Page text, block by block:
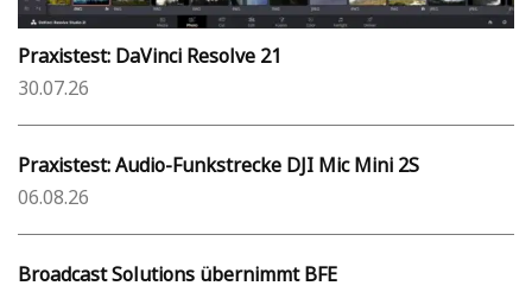
Praxistest: DaVinci Resolve 21
30.07.26
Praxistest: Audio-Funkstrecke DJI Mic Mini 2S
06.08.26
Broadcast Solutions übernimmt BFE